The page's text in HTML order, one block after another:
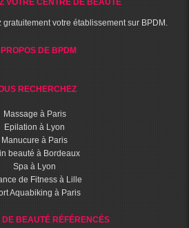
votre établissement sur BPDM.
DE BPDM
RECHERCHEZ
Massage à Paris
Epilation à Lyon
Manucure à Paris
beauté à Bordeaux
Spa à Lyon
de Fitness à Lille
Aquabiking à Paris
DE BEAUTÉ RÉFÉRENCÉS